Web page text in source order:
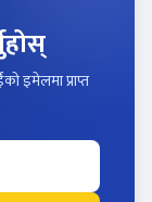
इमेलमा प्राप्त